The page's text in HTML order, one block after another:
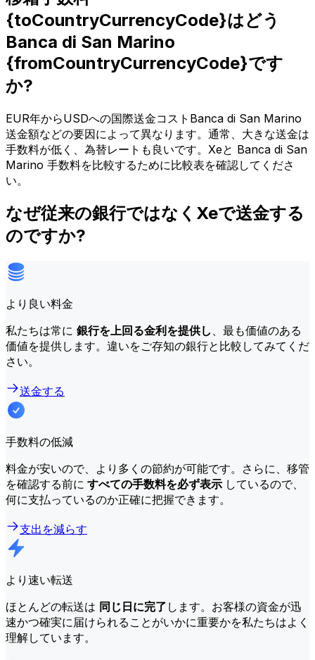
{toCountryCurrencyCode}はどう
Banca di San Marino
{fromCountryCurrencyCode}です
か?
EUR年からUSDへの国際送金コストBanca di San Marino
送金額などの要因によって異なります。通常、大きな送金は
手数料が低く、為替レートも良いです。Xeと Banca di San
Marino 手数料を比較するために比較表を確認してくださ
い。
なぜ従来の銀行ではなくXeで送金する
のですか?
より良い料金
私たちは常に 銀行を上回る金利を提供し 、最も価値のある
価値を提供します。違いをご存知の銀行と比較してみてくだ
さい。
送金する
手数料の低減
料金が安いので、より多くの節約が可能です。さらに、移管
を確認する前に すべての手数料を必ず表示 しているので、
何に支払っているのか正確に把握できます。
支出を減らす
より速い転送
ほとんどの転送は 同じ日に完了 します。お客様の資金が迅
速かつ確実に届けられることがいかに重要かを私たちはよく
理解しています。